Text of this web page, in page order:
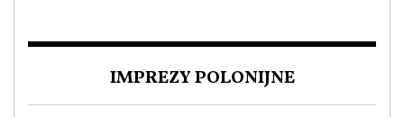
IMPREZY POLONIJNE